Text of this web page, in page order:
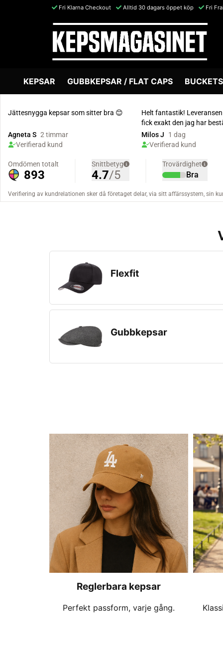
Fri Klarna Checkout Alltid 30 dagars öppet köp Fri
KEPSAR GUBBKEPSAR / FLAT CAPS BUCKETS
Flexfit
Gubbkepsar
Reglerbara kepsar
Perfekt passform, varje gång.